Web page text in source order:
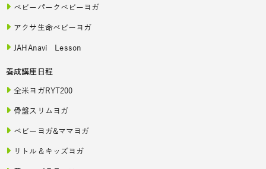
ベビーパークベビーヨガ
アクサ生命ベビーヨガ
JAHAnavi Lesson
養成講座日程
全米ヨガRYT200
骨盤スリムヨガ
ベビーヨガ&ママヨガ
リトル＆キッズヨガ